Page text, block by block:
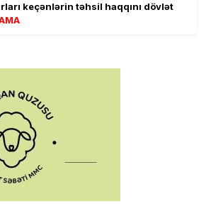
keçənlərin təhsil haqqını dövlət